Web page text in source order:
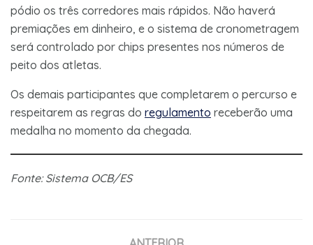
pódio os três corredores mais rápidos. Não haverá
premiações em dinheiro, e o sistema de cronometragem
será controlado por chips presentes nos números de
peito dos atletas.
Os demais participantes que completarem o percurso e
respeitarem as regras do regulamento receberão uma
medalha no momento da chegada.
Fonte: Sistema OCB/ES